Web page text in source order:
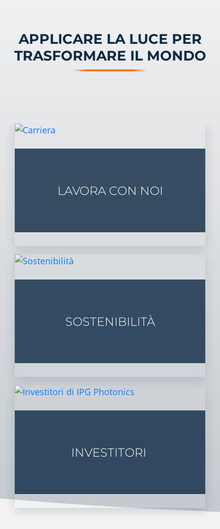
APPLICARE LA LUCE PER
TRASFORMARE IL MONDO
LAVORA CON NOI
SOSTENIBILITÀ
INVESTITORI